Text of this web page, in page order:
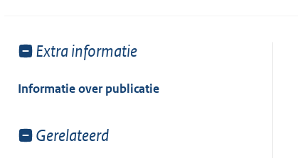
Toon
van:
Extra informatie
Informatie over publicatie
Toon
Gerelateerd